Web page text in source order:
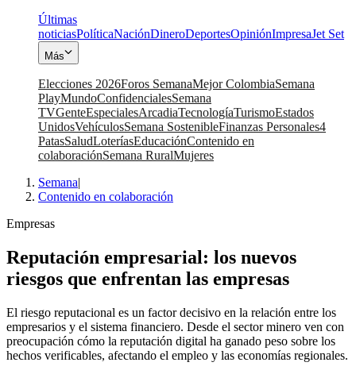
Últimas
noticiasPolíticaNaciónDineroDeportesOpiniónImpresaJet Set
Más
Elecciones 2026Foros SemanaMejor ColombiaSemana
PlayMundoConfidencialesSemana
TVGenteEspecialesArcadiaTecnologíaTurismoEstados
UnidosVehículosSemana SostenibleFinanzas Personales4
PatasSaludLoteríasEducaciónContenido en
colaboraciónSemana RuralMujeres
Semana|
Contenido en colaboración
Empresas
Reputación empresarial: los nuevos
riesgos que enfrentan las empresas
El riesgo reputacional es un factor decisivo en la relación entre los
empresarios y el sistema financiero. Desde el sector minero ven con
preocupación cómo la reputación digital ha ganado peso sobre los
hechos verificables, afectando el empleo y las economías regionales.